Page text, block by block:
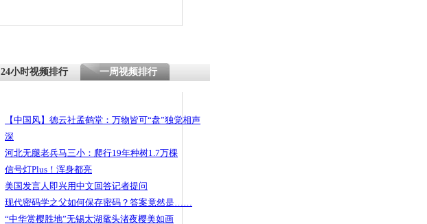
24小时视频排行 一周视频排行
【中国风】德云社孟鹤堂：万物皆可“盘”独觉相声
深
河北无腿老兵马三小：爬行19年种树1.7万棵
信号灯Plus！浑身都亮
美国发言人即兴用中文回答记者提问
现代密码学之父如何保存密码？答案竟然是……
“中华赏樱胜地”无锡太湖鼋头渚夜樱美如画